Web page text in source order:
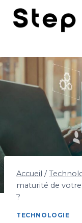
Aller
Accueil /
maturité de
?
TECHNOLOGIE